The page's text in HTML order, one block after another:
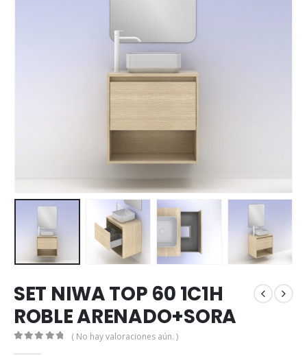
SET NIWA TOP 60 1C1H
ROBLE ARENADO+SORA
( No hay valoraciones aún. )